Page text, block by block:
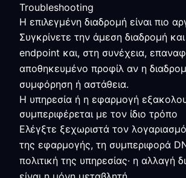
Troubleshooting
Η επιλεγμένη διαδρομή είναι πιο
Συγκρίνετε την άμεση διαδρομή
endpoint και, στη συνέχεια,
αποθηκευμένο προφίλ αν η
συμφόρηση ή αστάθεια.
Η υπηρεσία ή η εφαρμογή
συμπεριφέρεται με τον ίδιο τρόπο
Ελέγξτε ξεχωριστά τον
της εφαρμογής, τη συμπεριφορά
πολιτική της υπηρεσίας· η αλλαγή